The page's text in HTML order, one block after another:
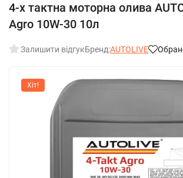
4-х тактна моторна олива
Agro 10W-30 10л
Залишити відгукБренд:AUTOLIVE
Хіт!